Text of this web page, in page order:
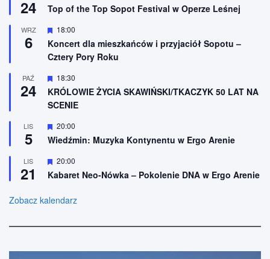
n
o
n
e
24
r
ż
n
o
e
Top of the Top Sopot Festival w Operze Leśnej
WRZ
6
W
r
ó
n
i
o
n
18:00
Koncert dla mieszkańców i przyjaciół Sopotu –
Cztery Pory Roku
PAŹ
24
W
y
r
ó
n
i
o
e
18:30
KRÓLOWIE ŻYCIA SKAWIŃSKI/TKACZYK 50 LAT NA
SCENIE
LIS
5
W
y
r
ż
n
n
20:00
Wiedźmin: Muzyka Kontynentu w Ergo Arenie
LIS
21
W
y
r
ż
o
20:00
Kabaret Neo-Nówka – Pokolenie DNA w Ergo Arenie
Zobacz kalendarz